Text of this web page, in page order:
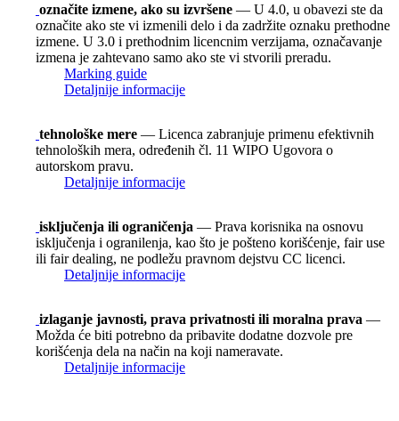
označite izmene, ako su izvršene — U 4.0, u obavezi ste da
označite ako ste vi izmenili delo i da zadržite oznaku prethodne
izmene. U 3.0 i prethodnim licencnim verzijama, označavanje
izmena je zahtevano samo ako ste vi stvorili preradu.
Marking guide
Detaljnije informacije
tehnološke mere — Licenca zabranjuje primenu efektivnih
tehnoloških mera, određenih čl. 11 WIPO Ugovora o
autorskom pravu.
Detaljnije informacije
isključenja ili ograničenja — Prava korisnika na osnovu
isključenja i ogranilenja, kao što je pošteno korišćenje, fair use
ili fair dealing, ne podležu pravnom dejstvu CC licenci.
Detaljnije informacije
izlaganje javnosti, prava privatnosti ili moralna prava —
Možda će biti potrebno da pribavite dodatne dozvole pre
korišćenja dela na način na koji nameravate.
Detaljnije informacije